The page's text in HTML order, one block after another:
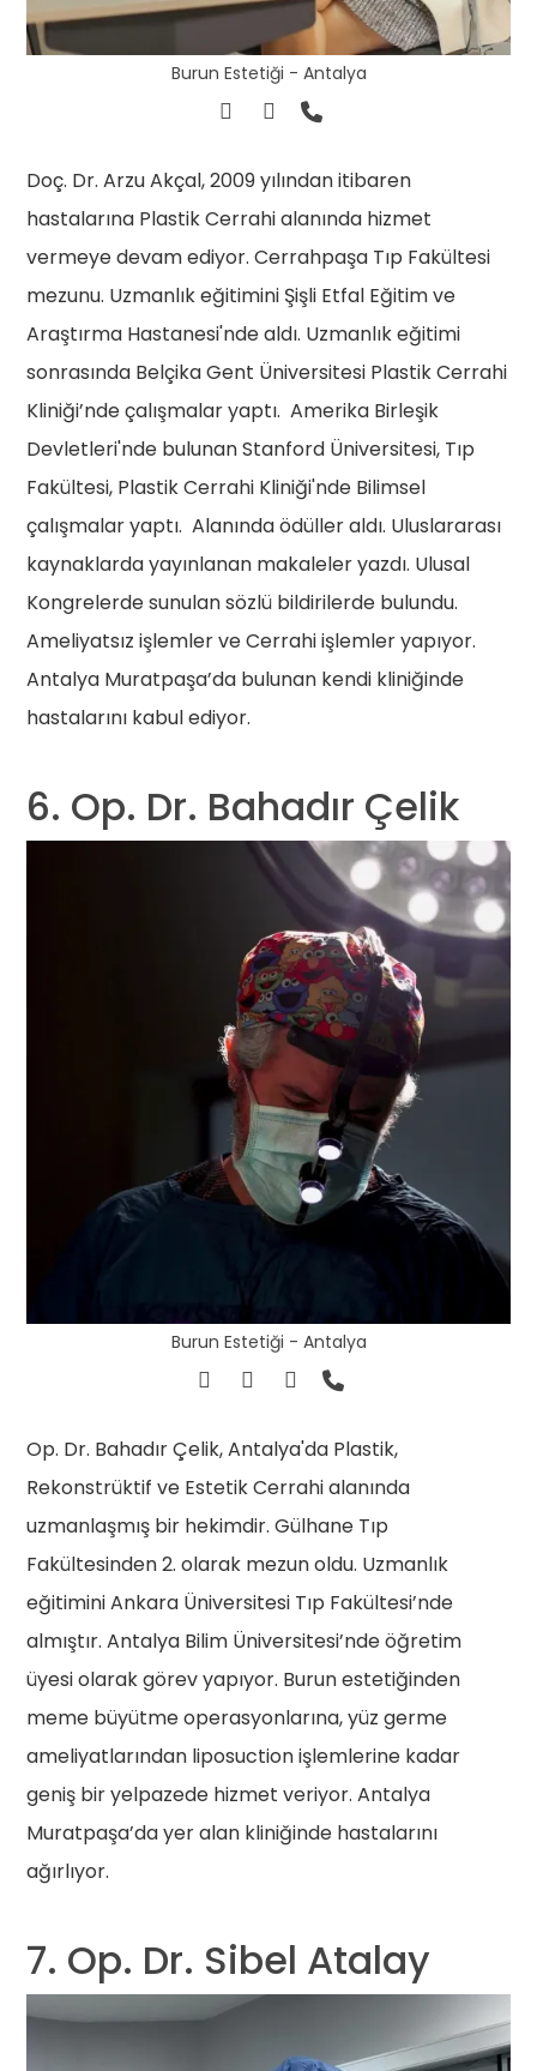
Burun Estetiği - Antalya
Doç. Dr. Arzu Akçal, 2009 yılından itibaren
hastalarına Plastik Cerrahi alanında hizmet
vermeye devam ediyor. Cerrahpaşa Tıp Fakültesi
mezunu. Uzmanlık eğitimini Şişli Etfal Eğitim ve
Araştırma Hastanesi'nde aldı. Uzmanlık eğitimi
sonrasında Belçika Gent Üniversitesi Plastik Cerrahi
Kliniği’nde çalışmalar yaptı. Amerika Birleşik
Devletleri'nde bulunan Stanford Üniversitesi, Tıp
Fakültesi, Plastik Cerrahi Kliniği'nde Bilimsel
çalışmalar yaptı. Alanında ödüller aldı. Uluslararası
kaynaklarda yayınlanan makaleler yazdı. Ulusal
Kongrelerde sunulan sözlü bildirilerde bulundu.
Ameliyatsız işlemler ve Cerrahi işlemler yapıyor.
Antalya Muratpaşa’da bulunan kendi kliniğinde
hastalarını kabul ediyor.
6. Op. Dr. Bahadır Çelik
Burun Estetiği - Antalya
Op. Dr. Bahadır Çelik, Antalya'da Plastik,
Rekonstrüktif ve Estetik Cerrahi alanında
uzmanlaşmış bir hekimdir. Gülhane Tıp
Fakültesinden 2. olarak mezun oldu. Uzmanlık
eğitimini Ankara Üniversitesi Tıp Fakültesi’nde
almıştır. Antalya Bilim Üniversitesi’nde öğretim
üyesi olarak görev yapıyor. Burun estetiğinden
meme büyütme operasyonlarına, yüz germe
ameliyatlarından liposuction işlemlerine kadar
geniş bir yelpazede hizmet veriyor. Antalya
Muratpaşa’da yer alan kliniğinde hastalarını
ağırlıyor.
7. Op. Dr. Sibel Atalay